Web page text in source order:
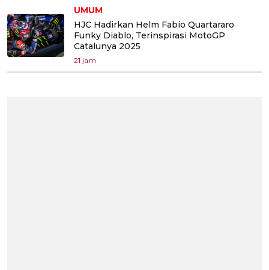
UMUM
HJC Hadirkan Helm Fabio Quartararo
Funky Diablo, Terinspirasi MotoGP
Catalunya 2025
21 jam